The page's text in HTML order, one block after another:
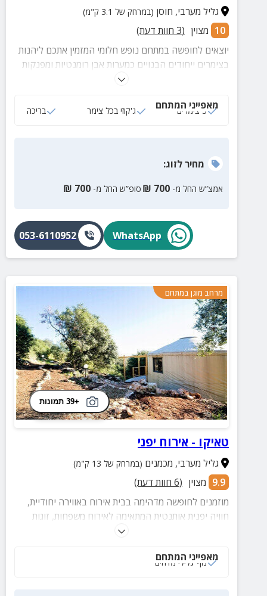
גליל מערבי, חוסן (במרחק של 3.1 ק"מ)
10 מצוין (
3 חוות דעת)
יוצאים לחופשה במתחם נופש חלומי המזמין אתכם ליהנות
בצימרים ייחודים הבנויים כמערות אבן רומנטיות ומפנקות
לזוגות ומשפחות עד 4 איש. במתחם תיהנו גם מחצר
מאפייני המתחם
3 צימרים ג'קוזי בכל צימר בריכה
מחירלזוג:
אמצ”ש החל מ- 700
₪ סופ”ש החל מ- 700
₪
WhatsApp
053-6110952
מרחב מוגן במתחם
+39 תמונות
טאיקו - אירוח יפני
גליל מערבי, מכמנים (במרחק של 13 ק"מ)
9.9 מצוין (
6 חוות דעת)
מוזמנים לחופשה מדהימה בבית אירוח באווירה יחודיית,
חוויה יפנית אותנטית המתאימה לאירוח משפחות, זוגות
וקבוצות במתחם מסעדה יפנית, אפשרות לטקס תה מסורתי
מאפייני המתחם
נוף גלילי מדהים